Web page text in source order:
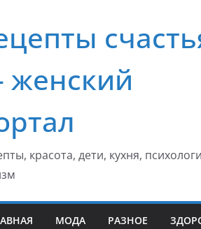
красота, дети, кухня,
МОДА РАЗНОЕ